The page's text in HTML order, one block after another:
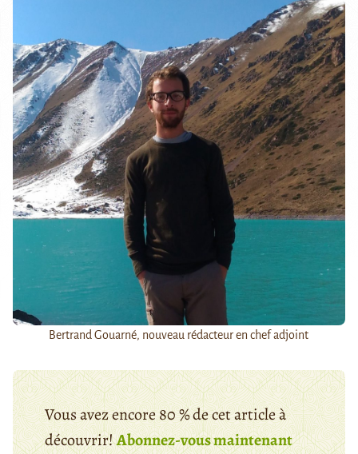
Bertrand Gouarné, nouveau rédacteur en chef adjoint
Vous avez encore 80 % de cet article à
découvrir!Abonnez-vous maintenant